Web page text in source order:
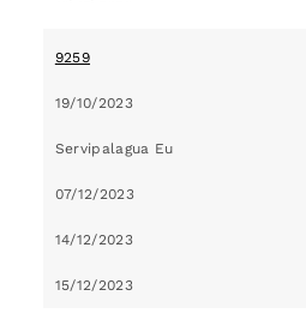
9259
19/10/2023
Servipalagua Eu
07/12/2023
14/12/2023
15/12/2023